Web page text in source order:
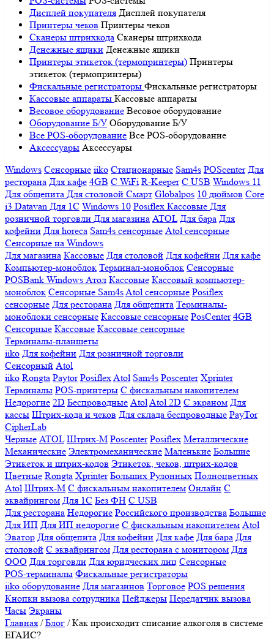
Дисплей покупателя Дисплей покупателя
Принтеры чеков Принтеры чеков
Сканеры штрихкода Сканеры штрихкода
Денежные ящики Денежные ящики
Принтеры этикеток (термопринтеры) Принтеры
этикеток (термопринтеры)
Фискальные регистраторы Фискальные регистраторы
Кассовые аппараты Кассовые аппараты
Весовое оборудование Весовое оборудование
Оборудование Б/У Оборудование Б/У
Все POS-оборудование Все POS-оборудование
Аксессуары Аксессуары
Windows Сенсорные iiko Стационарные Sam4s POScenter Для
ресторана Для кафе 4GB С WiFi R-Keeper С USB Windows 11
Для общепита Для столовой Смарт Globalpos 10 дюймов Core
i3 Datavan Для 1С Windows 10 Posiflex Кассовые Для
розничной торговли Для магазина ATOL Для бара Для
кофейни Для horeca Sam4s сенсорные Atol сенсорные
Сенсорные на Windows
Для магазина Кассовые Для столовой Для кофейни Для кафе
Компьютер-моноблок Терминал-моноблок Сенсорные
POSBank Windows Атол Кассовые Кассовый компьютер-
моноблок Сенсорные Sam4sAtol сенсорные Posiflex
сенсорные Для ресторана Для общепита Терминалы-
моноблоки сенсорные Кассовые сенсорные PosCenter 4GB
Сенсорные Кассовые Кассовые сенсорные
Терминалы-планшеты
iiko Для кофейни Для розничной торговли
Сенсорный Atol
iiko Rongta Paytor PosiflexAtol Sam4s Poscenter Xprinter
Терминалы POS-принтеры С фискальным накопителем
Недорогие 2D Беспроводные AtolAtol 2D С экраном Для
кассы Штрих-кода и чеков Для склада беспроводные PayTor
CipherLab
Черные ATOL Штрих-М Poscenter Posiflex Металлические
Механические Электромеханические Маленькие Большие
Этикеток и штрих-кодов Этикеток, чеков, штрих-кодов
Цветные Rongta Xprinter Больших Рулонных Полноцветных
Atol Штрих-М С фискальным накопителем Онлайн С
эквайрингом Для 1С Без ФН С USB
Для ресторана Недорогие Российского производства Большие
Для ИП Для ИП недорогие С фискальным накопителем Atol
Эватор Для общепита Для кофейни Для кафе Для бара Для
столовой С эквайрингом Для ресторана с монитором Для
ООО Для торговли Для юридческих лиц Сенсорные
POS-терминалы Фискальные регистраторы
iiko оборудование Для магазинов Торговое POS решения
Кнопки вызова сотрудника Пейджеры Передатчик вызова
Часы Экраны
Главная /Блог /Как происходит списание алкоголя в системе
ЕГАИС?